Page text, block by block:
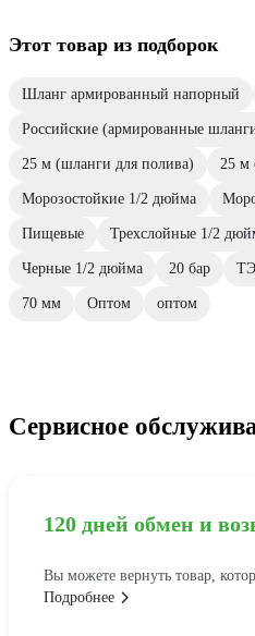
Этот товар из подборок
Шланг армированный напорный
Российские (армированные
25 м (шланги для полива) 25 м
Морозостойкие 1/2 дюйма
Пищевые Трехслойные 1/2
Черные 1/2 дюйма 20 бар
70 мм Оптом оптом
Сервисное
120 дней обмен и
Вы можете вернуть товар,
Подробнее